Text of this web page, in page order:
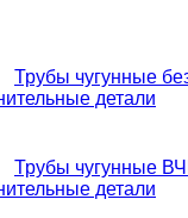
Трубы чугунные
детали
Трубы чугунные
детали